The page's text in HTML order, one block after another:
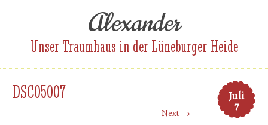
Alexander
Unser Traumhaus in der Lüneburger Heide
Juli
7
DSC05007
Next →